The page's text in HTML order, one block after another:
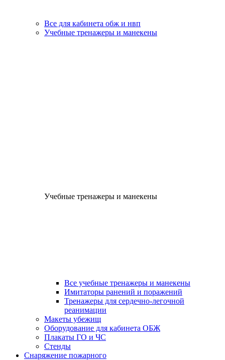
Все для кабинета обж и нвп
Учебные тренажеры и манекены
Учебные тренажеры и манекены
Все учебные тренажеры и манекены
Имитаторы ранений и поражений
Тренажеры для сердечно-легочной
реанимации
Макеты убежищ
Оборудование для кабинета ОБЖ
Плакаты ГО и ЧС
Стенды
Снаряжение пожарного